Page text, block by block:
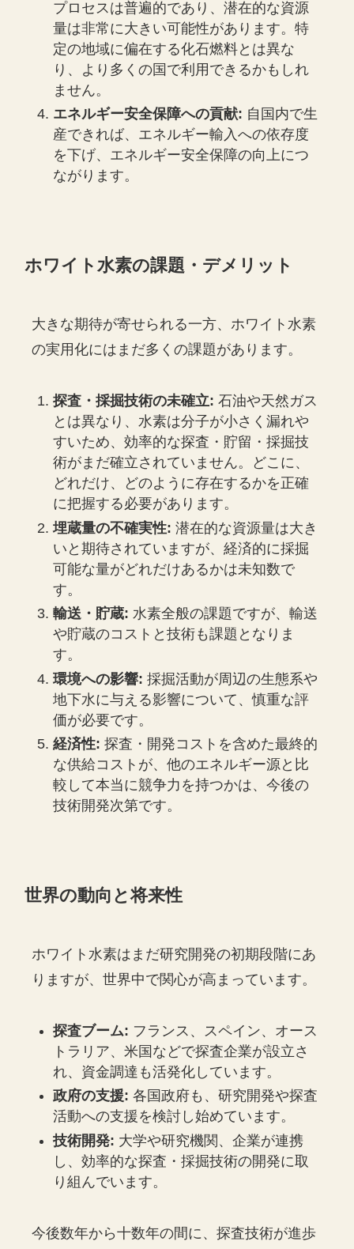
プロセスは普遍的であり、潜在的な資源
量は非常に大きい可能性があります。特
定の地域に偏在する化石燃料とは異な
り、より多くの国で利用できるかもしれ
ません。
エネルギー安全保障への貢献: 自国内で生
産できれば、エネルギー輸入への依存度
を下げ、エネルギー安全保障の向上につ
ながります。
ホワイト水素の課題・デメリット
大きな期待が寄せられる一方、ホワイト水素
の実用化にはまだ多くの課題があります。
探査・採掘技術の未確立: 石油や天然ガス
とは異なり、水素は分子が小さく漏れや
すいため、効率的な探査・貯留・採掘技
術がまだ確立されていません。どこに、
どれだけ、どのように存在するかを正確
に把握する必要があります。
埋蔵量の不確実性: 潜在的な資源量は大き
いと期待されていますが、経済的に採掘
可能な量がどれだけあるかは未知数で
す。
輸送・貯蔵: 水素全般の課題ですが、輸送
や貯蔵のコストと技術も課題となりま
す。
環境への影響: 採掘活動が周辺の生態系や
地下水に与える影響について、慎重な評
価が必要です。
経済性: 探査・開発コストを含めた最終的
な供給コストが、他のエネルギー源と比
較して本当に競争力を持つかは、今後の
技術開発次第です。
世界の動向と将来性
ホワイト水素はまだ研究開発の初期段階にあ
りますが、世界中で関心が高まっています。
探査ブーム: フランス、スペイン、オース
トラリア、米国などで探査企業が設立さ
れ、資金調達も活発化しています。
政府の支援: 各国政府も、研究開発や探査
活動への支援を検討し始めています。
技術開発: 大学や研究機関、企業が連携
し、効率的な探査・採掘技術の開発に取
り組んでいます。
今後数年から十数年の間に、探査技術が進歩